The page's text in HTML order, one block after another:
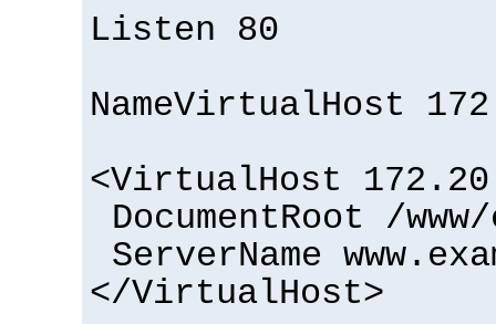
Listen 80
NameVirtualHost
<VirtualHost
DocumentRoot /
ServerName
</VirtualHost>